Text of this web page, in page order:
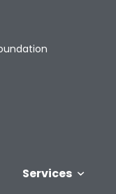
Services